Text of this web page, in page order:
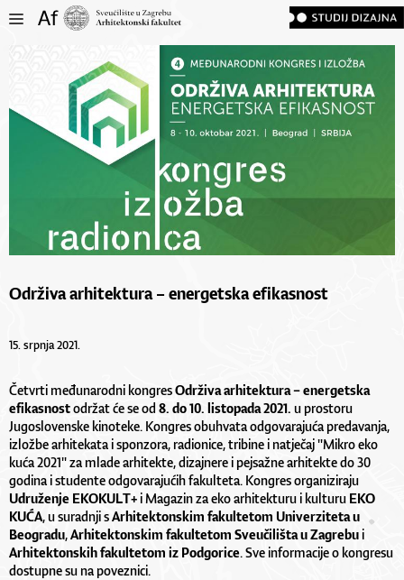
Održiva arhitektura – energetska efikasnost
15. srpnja 2021.
Četvrti međunarodni kongresOdrživa arhitektura – energetska
efikasnostodržat će se od 8. do 10. listopada 2021. u prostoru
Jugoslovenske kinoteke. Kongres obuhvata odgovarajuća predavanja,
izložbe arhitekata i sponzora, radionice, tribine i natječaj "Mikro eko
kuća 2021" za mlade arhitekte, dizajnere i pejsažne arhitekte do 30
godina i studente odgovarajućih fakulteta. Kongres organiziraju
Udruženje EKOKULT+ i Magazin za eko arhitekturu i kulturu EKO
KUĆA, u suradnji sArhitektonskim fakultetom Univerziteta u
Beogradu,Arhitektonskim fakultetom Sveučilišta u Zagrebu i
Arhitektonskih fakultetom iz Podgorice. Sve informacije o kongresu
dostupne su na poveznici.